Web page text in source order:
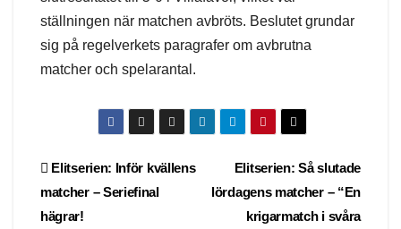
ställningen när matchen avbröts. Beslutet grundar
sig på regelverkets paragrafer om avbrutna
matcher och spelarantal.
Post
navigation
Elitserien: Så slutade
lördagens matcher – “En
krigarmatch i svåra
Elitserien: Inför kvällens
matcher – Seriefinal
hägrar!